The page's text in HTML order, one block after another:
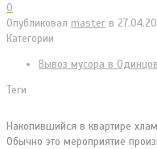
0
Опубликовал master в
Категории
Вывоз мусора в
Теги
Накопившийся в квартире
Обычно это мероприятие